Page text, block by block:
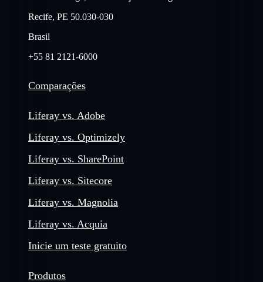
Recife, PE 50.030-030
Brasil
+55 81 2121-6000
Comparações
Liferay vs. Adobe
Liferay vs. Optimizely
Liferay vs. SharePoint
Liferay vs. Sitecore
Liferay vs. Magnolia
Liferay vs. Acquia
Inicie um teste gratuito
Produtos